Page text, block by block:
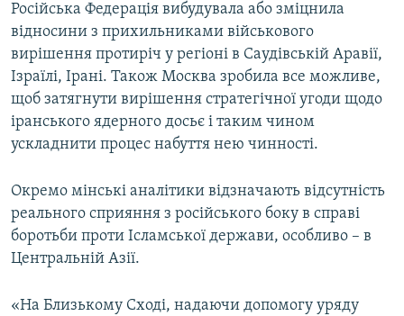
Російська Федерація вибудувала або зміцнила
відносини з прихильниками військового
вирішення протиріч у регіоні в Саудівській Аравії,
Ізраїлі, Ірані. Також Москва зробила все можливе,
щоб затягнути вирішення стратегічної угоди щодо
іранського ядерного досьє і таким чином
ускладнити процес набуття нею чинності.
Окремо мінські аналітики відзначають відсутність
реального сприяння з російського боку в справі
боротьби проти Ісламської держави, особливо – в
Центральній Азії.
«На Близькому Сході, надаючи допомогу уряду